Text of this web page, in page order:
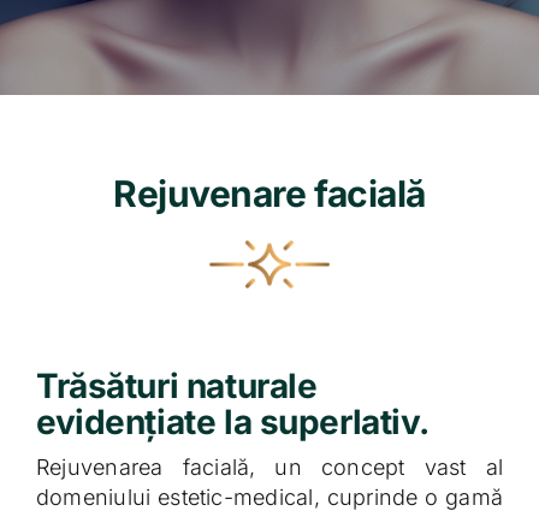
Rejuvenare facială
Trăsături naturale
evidențiate la superlativ.
Rejuvenarea facială, un concept vast al
domeniului estetic-medical, cuprinde o gamă